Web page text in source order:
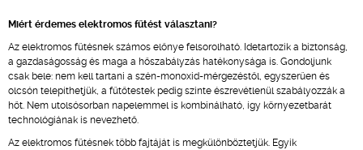
Miért érdemes elektromos fűtést választani?
Az elektromos fűtésnek számos előnye felsorolható. Idetartozik a biztonság,
a gazdaságosság és maga a hőszabályzás hatékonysága is. Gondoljunk
csak bele: nem kell tartani a szén-monoxid-mérgezéstől, egyszerűen és
olcsón telepíthetjük, a fűtőtestek pedig szinte észrevétlenül szabályozzák a
hőt. Nem utolsósorban napelemmel is kombinálható, így környezetbarát
technológiának is nevezhető.
Az elektromos fűtésnek több fajtáját is megkülönböztetjük. Egyik